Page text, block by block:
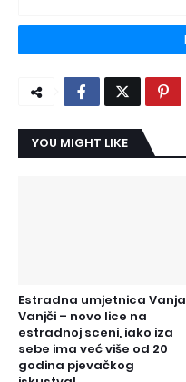
YOU MIGHT LIKE
Estradna umjetnica Vanja
Vanjči – novo lice na
estradnoj sceni, iako iza
sebe ima već više od 20
godina pjevačkog